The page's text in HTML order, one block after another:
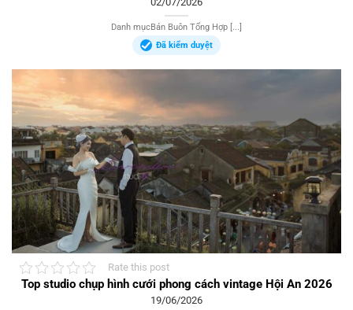
Danh mụcBán Buôn Tổng Hợp [...]
Đã kiểm duyệt
Rate this post
Top studio chụp hình cưới phong cách vintage Hội An 2026
19/06/2026